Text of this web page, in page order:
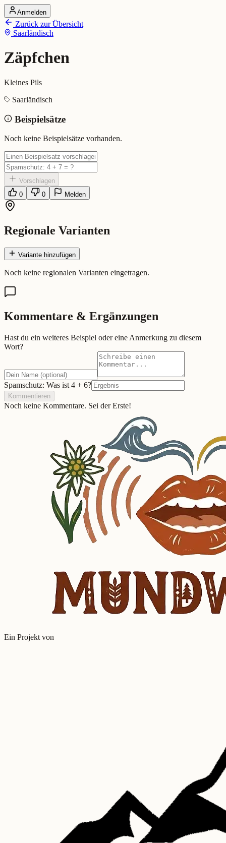
Startseite
Alle Dialekte
Dialekte vergleichen
Dialekt-Karte
Ranking
Zäpfchen (Saarländisch)
Bedeutung: Kleines Pils
Eingereicht von: Mundwerk Team
Anmelden
Zurück zur Übersicht
Saarländisch
Zäpfchen
Kleines Pils
Saarländisch
Beispielsätze
Noch keine Beispielsätze vorhanden.
Vorschlagen
0
0 Melden
Regionale Varianten
Variante hinzufügen
Noch keine regionalen Varianten eingetragen.
Kommentare & Ergänzungen
Hast du ein weiteres Beispiel oder eine Anmerkung zu diesem
Wort?
Spamschutz: Was ist 4 + 6?
Kommentieren
Noch keine Kommentare. Sei der Erste!
Ein Projekt von